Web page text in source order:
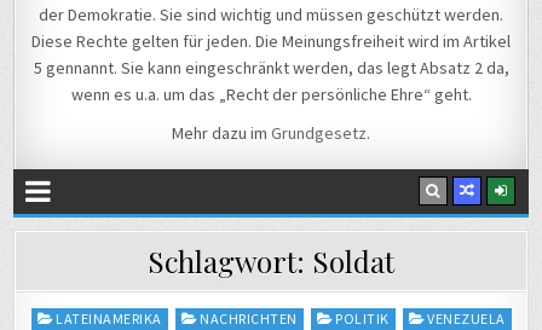
der Demokratie. Sie sind wichtig und müssen geschützt werden.
Diese Rechte gelten für jeden. Die Meinungsfreiheit wird im Artikel
5 gennannt. Sie kann eingeschränkt werden, das legt Absatz 2 da,
wenn es u.a. um das „Recht der persönliche Ehre“ geht.
Mehr dazu im Grundgesetz.
Schlagwort: Soldat
Posted
LATEINAMERIKA NACHRICHTEN POLITIK VENEZUELA